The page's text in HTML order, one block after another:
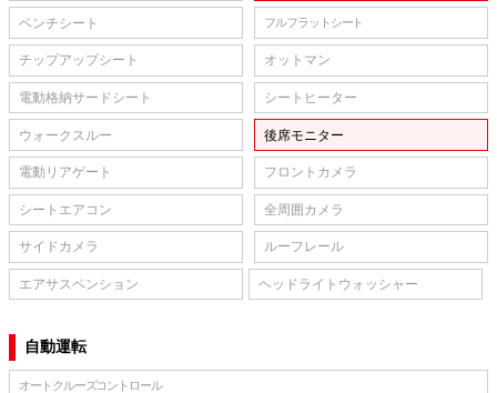
ベンチシート フルフラットシート
チップアップシート オットマン
電動格納サードシート シートヒーター
ウォークスルー 後席モニター
電動リアゲート フロントカメラ
シートエアコン 全周囲カメラ
サイドカメラ ルーフレール
エアサスペンション ヘッドライトウォッシャー
自動運転
オートクルーズコントロール